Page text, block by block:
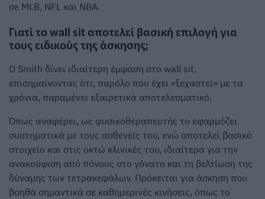
σε MLB, NFL και NBA.
Γιατί το wall sit αποτελεί βασική επιλογή για
τους ειδικούς της άσκησης;
Ο Smith δίνει ιδιαίτερη έμφαση στο wall sit,
επισημαίνοντας ότι, παρόλο που έχει «ξεχαστεί» με τα
χρόνια, παραμένει εξαιρετικά αποτελεσματικό.
Όπως αναφέρει, ως φυσικοθεραπευτής το εφαρμόζει
συστηματικά με τους ασθενείς του, ενώ αποτελεί βασικό
στοιχείο και στις οκτώ κλινικές του, ιδιαίτερα για την
ανακούφιση από πόνους στο γόνατο και τη βελτίωση της
δύναμης των τετρακεφάλων. Πρόκειται για άσκηση που
βοηθά σημαντικά σε καθημερινές κινήσεις, όπως το